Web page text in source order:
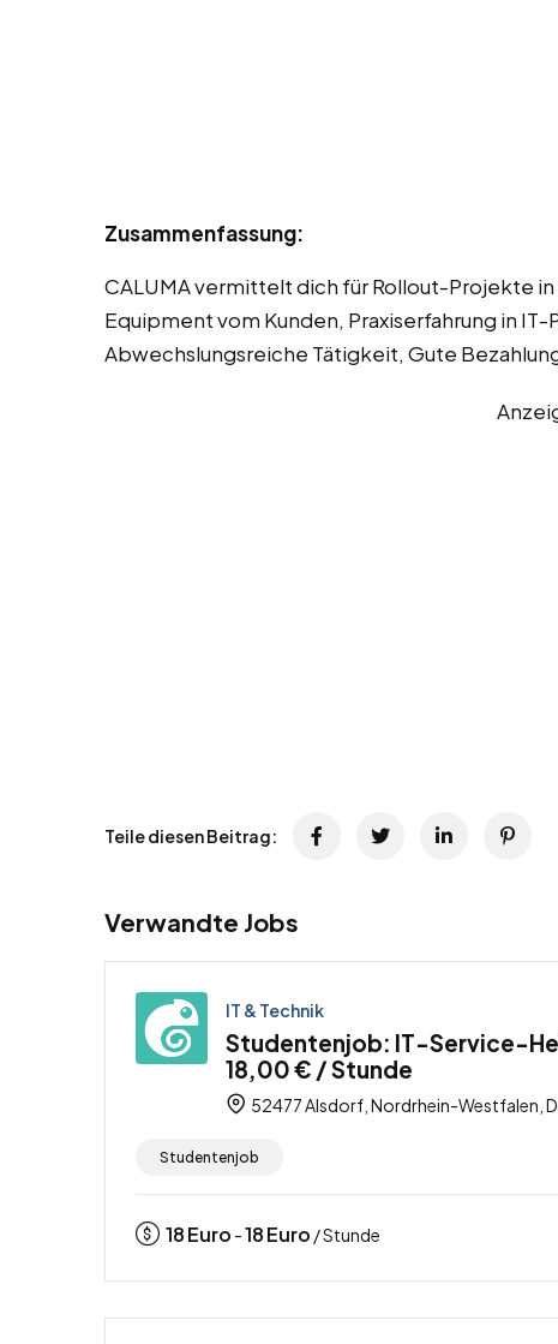
Zusammenfassung:
CALUMA vermittelt dich für Rollout-Projekte
Equipment vom Kunden, Praxiserfahrung in
Abwechslungsreiche Tätigkeit, Gute
Teile diesen Beitrag:
Verwandte Jobs
IT & Technik
Studentenjob: IT-Service-
18,00 € / Stunde
52477 Alsdorf, Nordrhein-Westfalen,
Studentenjob
18Euro -18Euro / Stunde